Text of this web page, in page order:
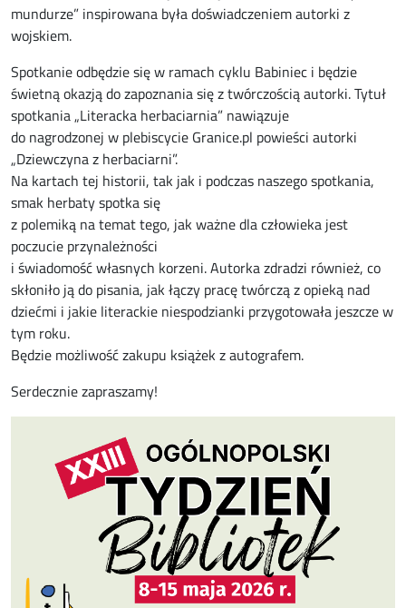
mundurze” inspirowana była doświadczeniem autorki z
wojskiem.
Spotkanie odbędzie się w ramach cyklu Babiniec i będzie
świetną okazją do zapoznania się z twórczością autorki. Tytuł
spotkania „Literacka herbaciarnia” nawiązuje
do nagrodzonej w plebiscycie Granice.pl powieści autorki
„Dziewczyna z herbaciarni”.
Na kartach tej historii, tak jak i podczas naszego spotkania,
smak herbaty spotka się
z polemiką na temat tego, jak ważne dla człowieka jest
poczucie przynależności
i świadomość własnych korzeni. Autorka zdradzi również, co
skłoniło ją do pisania, jak łączy pracę twórczą z opieką nad
dziećmi i jakie literackie niespodzianki przygotowała jeszcze w
tym roku.
Będzie możliwość zakupu książek z autografem.
Serdecznie zapraszamy!